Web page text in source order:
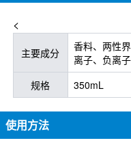
<
主要成分
香料、两性
离子、负离
规格
350mL
使用方法